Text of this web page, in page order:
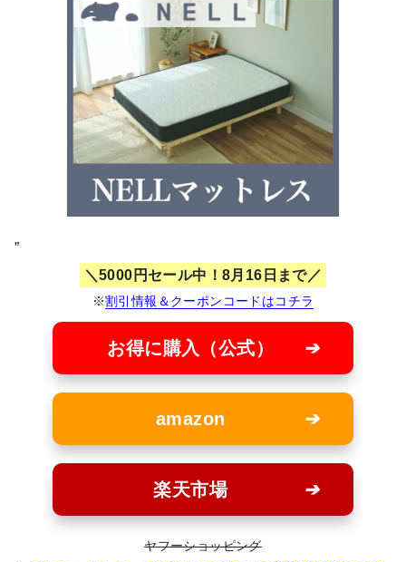
”
5000円セール中！8月16日まで
※割引情報＆クーポンコードはコチラ
お得に購入（公式）
amazon
楽天市場
ヤフーショッピング